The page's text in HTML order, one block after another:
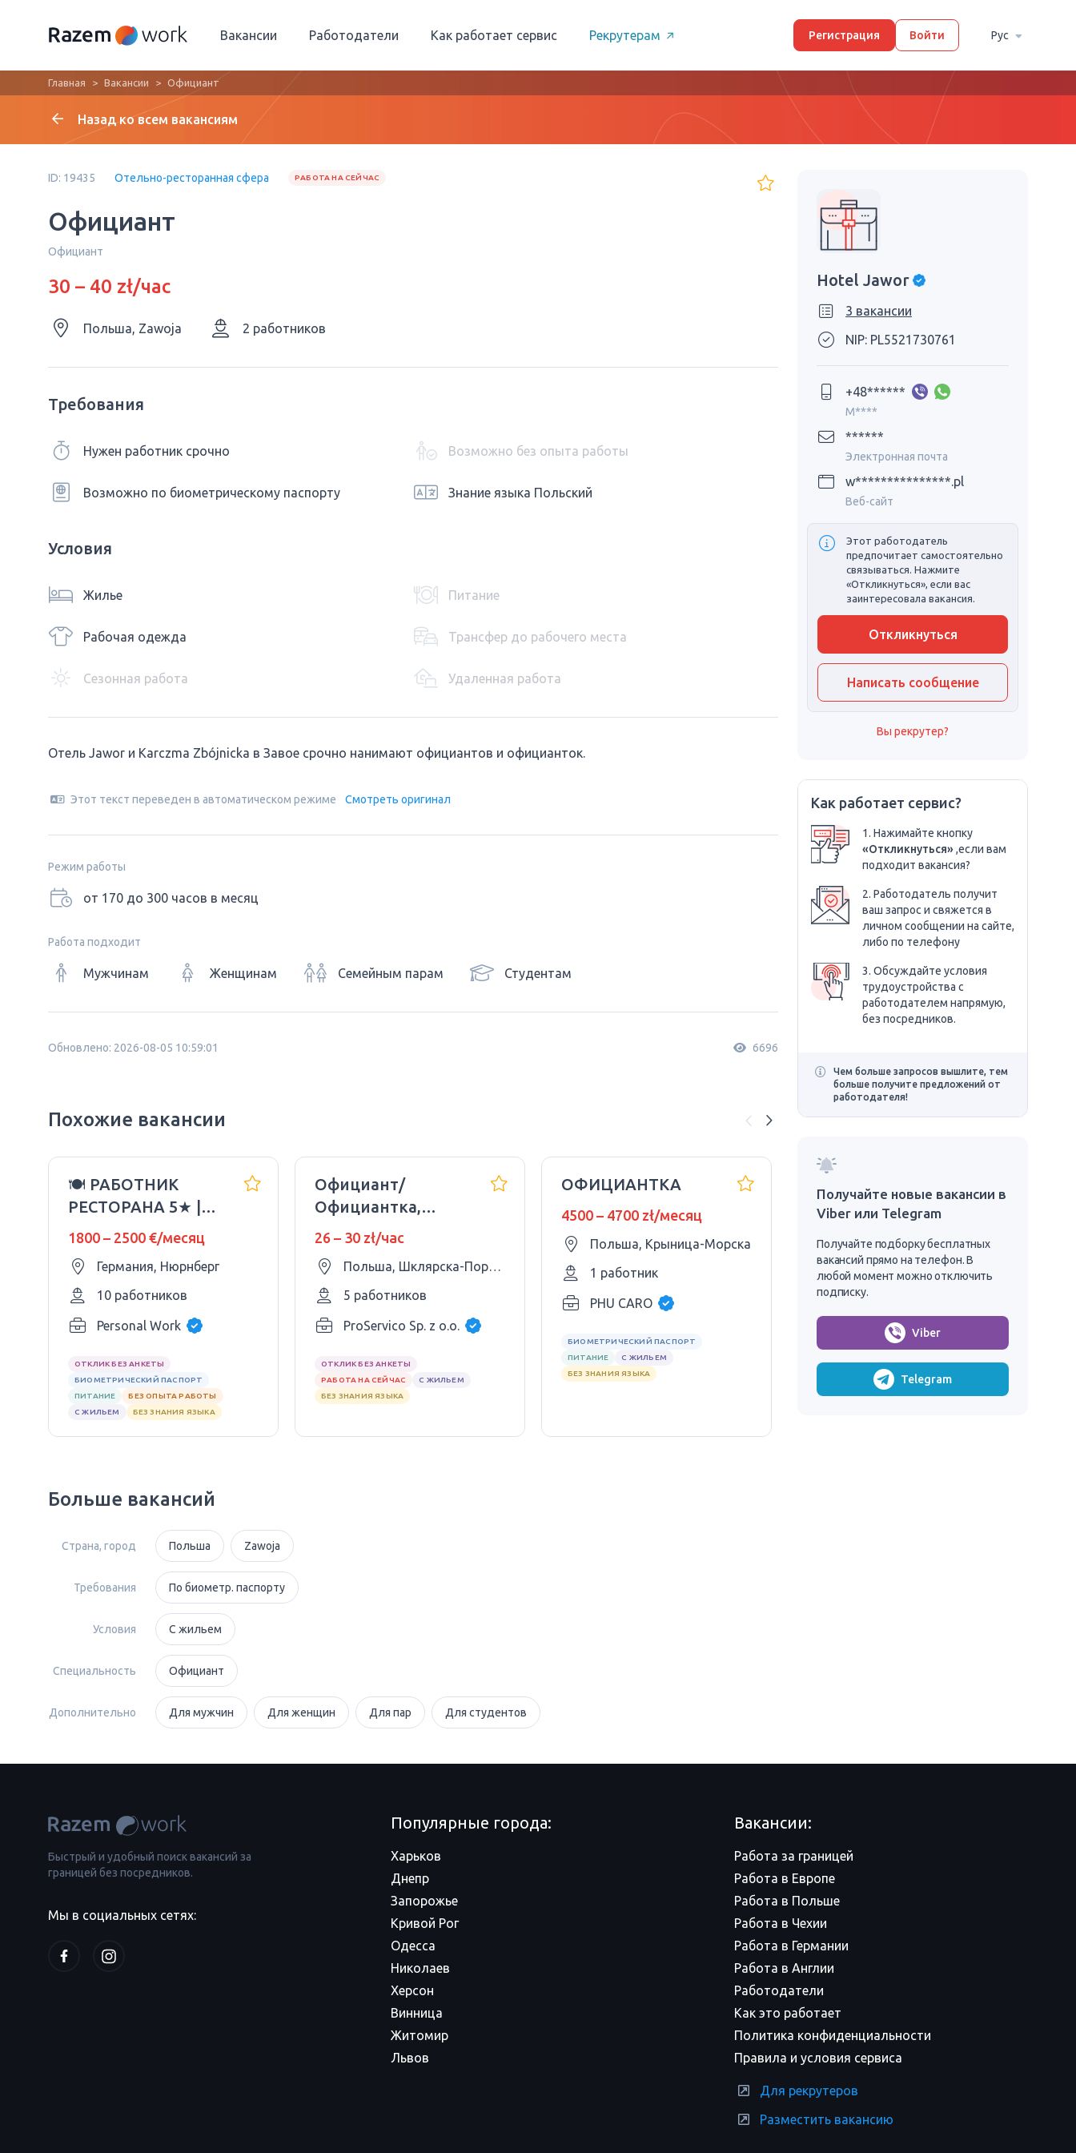
Вакансии Работодатели Как работает сервис Рекрутерам Регистрация Войти Рус
Главная Вакансии Официант
Назад ко всем вакансиям
ID: 19435 Отельно-ресторанная сфера РАБОТА НА СЕЙЧАС
Официант
Официант
30 – 40 zł/час
Польша, Zawoja 2 работников
Требования
Нужен работник срочно Возможно без опыта работы
Возможно по биометрическому паспорту Знание языка Польский
Условия
Жилье Питание
Рабочая одежда Трансфер до рабочего места
Сезонная работа Удаленная работа
Отель Jawor и Karczma Zbójnicka в Завое срочно нанимают официантов и официанток.
Этот текст переведен в автоматическом режиме Смотреть оригинал
Режим работы
от 170 до 300 часов в месяц
Работа подходит
Мужчинам Женщинам Семейным парам Студентам
Обновлено: 2026-08-05 10:59:01 6696
Похожие вакансии
🍽 РАБОТНИК
РЕСТОРАНА 5★ |
ГЕРМАНИЯ 🇩🇪
1800 – 2500 €/месяц
Германия, Нюрнберг
10 работников
Personal Work
ОТКЛИК БЕЗ АНКЕТЫ
БИОМЕТРИЧЕСКИЙ ПАСПОРТ
ПИТАНИЕ
БЕЗ ОПЫТА РАБОТЫ
С ЖИЛЬЕМ
БЕЗ ЗНАНИЯ ЯЗЫКА
Официант/
Официантка,
немедленный
старт, Шклярска
Поремба
26 – 30 zł/час
Польша, Шклярска-Поремба
5 работников
ProServico Sp. z o.o.
ОТКЛИК БЕЗ АНКЕТЫ
РАБОТА НА СЕЙЧАС
С ЖИЛЬЕМ
БЕЗ ЗНАНИЯ ЯЗЫКА
ОФИЦИАНТКА
4500 – 4700 zł/месяц
Польша, Крыница-Морска
1 работник
PHU CARO
БИОМЕТРИЧЕСКИЙ ПАСПОРТ
ПИТАНИЕ
С ЖИЛЬЕМ
БЕЗ ЗНАНИЯ ЯЗЫКА
Помощь на кухне/
ожидание
22 zł/час
Польша, Крыница-Морска
1 работник
Jantar Sp zoo
ПИТАНИЕ С ЖИЛЬЕМ
Больше вакансий
Страна, город Польша Zawoja
Требования По биометр. паспорту
Условия С жильем
Специальность Официант
Дополнительно Для мужчин Для женщин Для пар Для студентов
Hotel Jawor
3 вакансии
NIP: PL5521730761
+48******
M****
******
Электронная почта
w***************.pl
Веб-сайт
Этот работодатель
предпочитает самостоятельно
связываться. Нажмите
«Откликнуться», если вас
заинтересовала вакансия.
Откликнуться
Написать сообщение
Вы рекрутер?
Как работает сервис?
1. Нажимайте кнопку
«Откликнуться»,если вам
подходит вакансия?
2. Работодатель получит
ваш запрос и свяжется в
личном сообщении на сайте,
либо по телефону
3. Обсуждайте условия
трудоустройства с
работодателем напрямую,
без посредников.
Чем больше запросов вышлите, тем
больше получите предложений от
работодателя!
Получайте новые вакансии в
Viber или Telegram
Получайте подборку бесплатных
вакансий прямо на телефон. В
любой момент можно отключить
подписку.
Viber
Telegram
Быстрый и удобный поиск вакансий за
границей без посредников.
Мы в социальных сетях:
Популярные города:
Харьков
Днепр
Запорожье
Кривой Рог
Одесса
Николаев
Херсон
Винница
Житомир
Львов
Вакансии:
Работа за границей
Работа в Европе
Работа в Польше
Работа в Чехии
Работа в Германии
Работа в Англии
Работодатели
Как это работает
Политика конфиденциальности
Правила и условия сервиса
Для рекрутеров
Разместить вакансию